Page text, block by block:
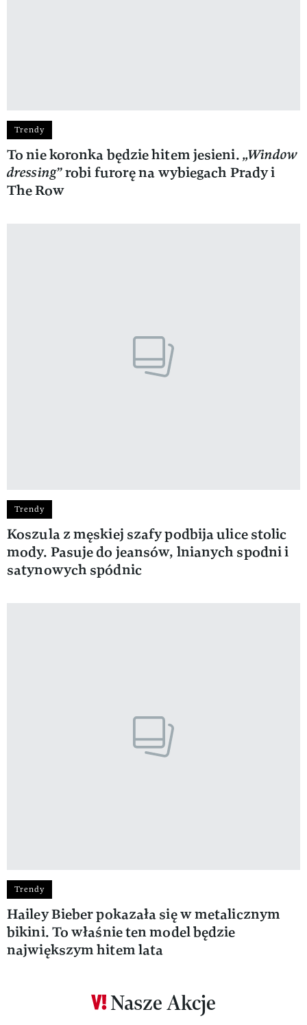
Trendy
To nie koronka będzie hitem jesieni.„Window
dressing”robi furorę na wybiegach Prady i
The Row
Trendy
Koszula z męskiej szafy podbija ulice stolic
mody. Pasuje do jeansów, lnianych spodni i
satynowych spódnic
Trendy
Hailey Bieber pokazała się w metalicznym
bikini. To właśnie ten model będzie
największym hitem lata
Nasze Akcje